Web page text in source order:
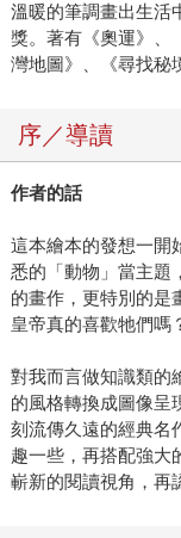
溫暖的筆調畫出生活
獎。著有《奧運》、
灣地圖》、《尋找秘
序／導讀
作者的話
這本繪本的發想一開
悉的「動物」當主題
的畫作，更特別的是
皇帝真的喜歡牠們嗎
對我而言做知識類的
的風格轉換成圖像呈
刻流傳久遠的經典名
趣一些，再搭配強大
嶄新的閱讀視角，再